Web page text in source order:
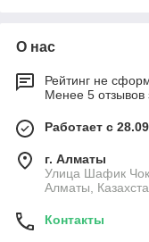
О нас
Рейтинг не
Менее 5 отзывов
Работает с
г. Алматы
Улица Шафик
Алматы,
Контакты